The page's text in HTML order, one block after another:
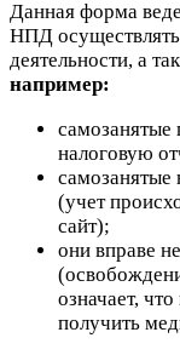
Данная форма
НПД
деятельности, а
например:
самозанятые
налоговую
самозанятые
(учет
сайт);
они вправе
означает,
получить